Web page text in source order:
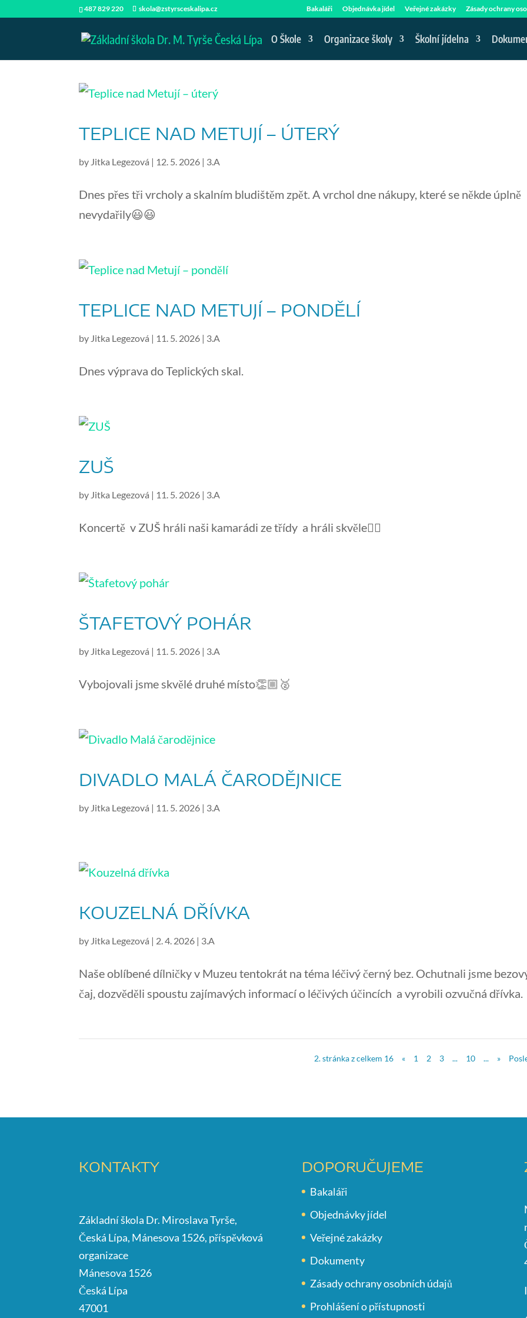
487 829 220 skola@zstyrsceskalipa.cz Bakaláři Objednávka jídel Veřejné zakázky Zásady ochrany
O Škole Organizace školy Školní jídelna
TEPLICE NAD METUJÍ – ÚTERÝ
by Jitka Legezová | 12. 5. 2026 | 3.A
Dnes přes tři vrcholy a skalním bludištěm zpět. A vrchol dne nákupy, které se někde úplně
nevydařily😃😃
TEPLICE NAD METUJÍ – PONDĚLÍ
by Jitka Legezová | 11. 5. 2026 | 3.A
Dnes výprava do Teplických skal.
ZUŠ
by Jitka Legezová | 11. 5. 2026 | 3.A
Koncertě v ZUŠ hráli naši kamarádi ze třídy a hráli skvěle👍🏻
ŠTAFETOVÝ POHÁR
by Jitka Legezová | 11. 5. 2026 | 3.A
Vybojovali jsme skvělé druhé místo👏🏼🥈
DIVADLO MALÁ ČARODĚJNICE
by Jitka Legezová | 11. 5. 2026 | 3.A
KOUZELNÁ DŘÍVKA
by Jitka Legezová | 2. 4. 2026 | 3.A
Naše oblíbené dílničky v Muzeu tentokrát na téma léčivý černý bez. Ochutnali jsme
čaj, dozvěděli spoustu zajímavých informací o léčivých účincích a vyrobili ozvučná dřívka.
2. stránka z celkem 16 « 1 2 3 ... 10 ... »
KONTAKTY
Základní škola Dr. Miroslava Tyrše,
Česká Lípa, Mánesova 1526, příspěvková
organizace
Mánesova 1526
Česká Lípa
47001
DOPORUČUJEME
Bakaláři
Objednávky jídel
Veřejné zakázky
Dokumenty
Zásady ochrany osobních údajů
Prohlášení o přístupnosti